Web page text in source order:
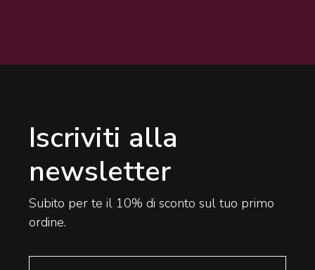
Iscriviti alla
newsletter
Subito per te il 10% di sconto sul tuo primo
ordine.